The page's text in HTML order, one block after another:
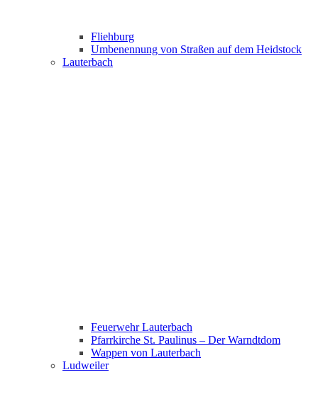
Fliehburg
Umbenennung von Straßen auf dem Heidstock
Lauterbach
Feuerwehr Lauterbach
Pfarrkirche St. Paulinus – Der Warndtdom
Wappen von Lauterbach
Ludweiler